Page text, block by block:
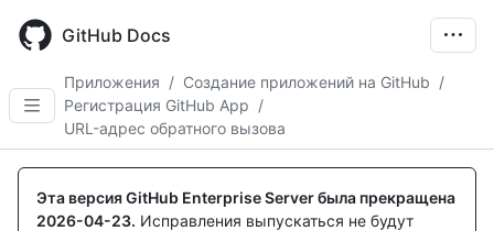
main
GitHub Docs
Приложения / Создание приложений на GitHub /
Регистрация GitHub App /
URL-адрес обратного вызова
Эта версия GitHub Enterprise Server была прекращена
2026-04-23. Исправления выпускаться не будут